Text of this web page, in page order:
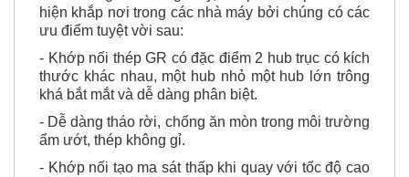
hiện khắp nơi trong các nhà máy bởi chúng có các
ưu điểm tuyệt vời sau:
- Khớp nối thép GR có đặc điểm 2 hub trục có kích
thước khác nhau, một hub nhỏ một hub lớn trông
khá bắt mắt và dễ dàng phân biệt.
- Dễ dàng tháo rời, chống ăn mòn trong môi trường
ẩm ướt, thép không gỉ.
- Khớp nối tạo ma sát thấp khi quay với tốc độ cao